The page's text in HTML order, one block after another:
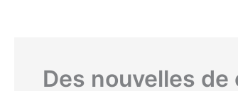
Des nouvelles